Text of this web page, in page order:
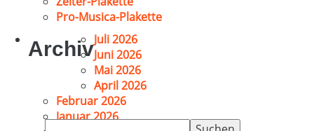
Pro-Musica-Plakette
ArchivJuli 2026
Juni 2026
Mai 2026
April 2026
Februar 2026
Januar 2026